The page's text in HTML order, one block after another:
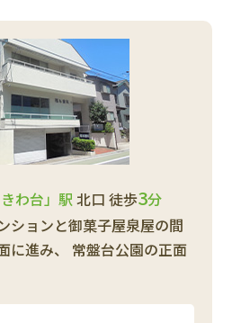
きわ台」駅北口 徒歩3分
ションと御菓子屋泉屋の間
進み、
常盤台公園の正面